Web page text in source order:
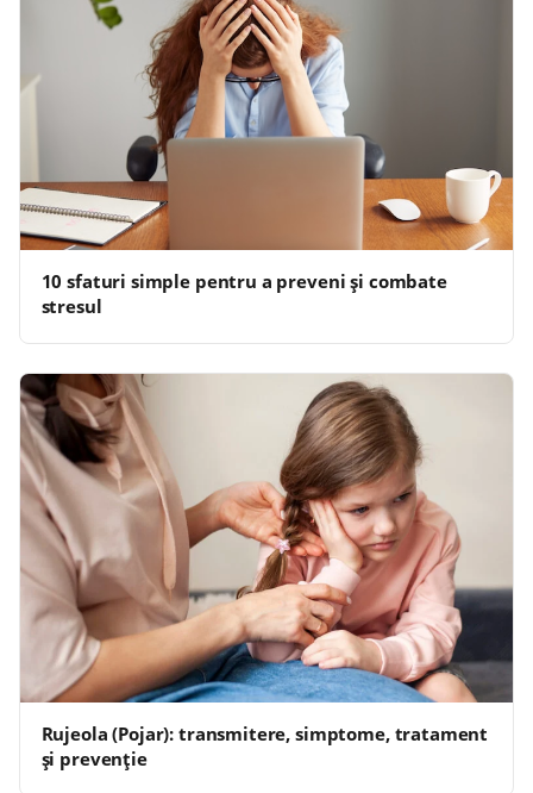
10 sfaturi simple pentru a preveni și combate
stresul
Rujeola (Pojar): transmitere, simptome, tratament
și prevenție